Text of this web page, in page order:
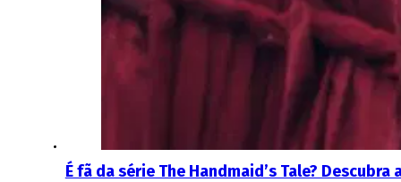
É fã da série The Handmaid’s Tale?